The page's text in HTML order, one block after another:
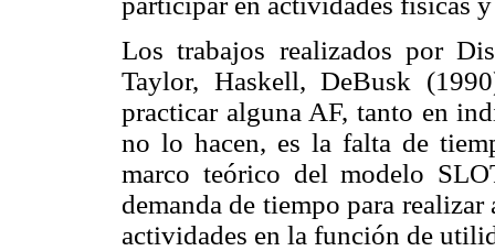
Los trabajos realizados por
Taylor, Haskell, DeBusk
practicar alguna AF, tanto en
no lo hacen, es la falta de
marco teórico del modelo
demanda de tiempo para
actividades en la función de